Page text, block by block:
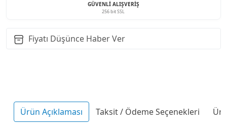
GÜVENLI ALIŞVERIŞ
256 bit SSL
Fiyatı Düşünce Haber Ver
Ürün Açıklaması Taksit / Ödeme Seçenekleri